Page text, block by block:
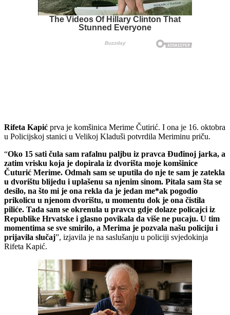
Rifeta Kapić prva je komšinica Merime Čutirić. I ona je 16. oktobra
u Policijskoj stanici u Velikoj Kladuši potvrdila Meriminu priču.
“Oko 15 sati čula sam rafalnu paljbu iz pravca Đuđinoj jarka, a
zatim vrisku koja je dopirala iz dvorišta moje komšinice
Čuturić Merime. Odmah sam se uputila do nje te sam je zatekla
u dvorištu blijedu i uplašenu sa njenim sinom. Pitala sam šta se
desilo, na što mi je ona rekla da je jedan me*ak pogodio
prikolicu u njenom dvorištu, u momentu dok je ona čistila
piliće. Tada sam se okrenula u pravcu gdje dolaze policajci iz
Republike Hrvatske i glasno povikala da više ne pucaju. U tim
momentima se sve smirilo, a Merima je pozvala našu policiju i
prijavila slučaj”, izjavila je na saslušanju u policiji svjedokinja
Rifeta Kapić.